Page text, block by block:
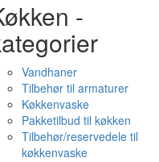
-
Vandhaner
Tilbehør til armaturer
Køkkenvaske
Pakketilbud til køkken
Tilbehør/reservedele til
køkkenvaske